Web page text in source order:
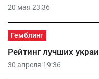
20 мая 23:36
Гемблинг
30 апреля 19:36
Рейтинг лучших